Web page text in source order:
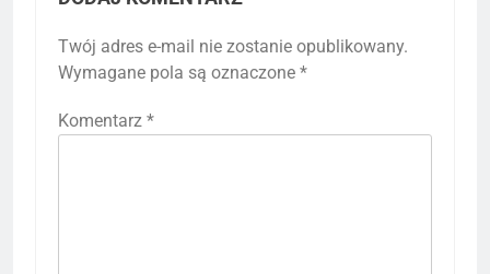
Twój adres e-mail nie zostanie opublikowany.
Wymagane pola są oznaczone *
Komentarz *